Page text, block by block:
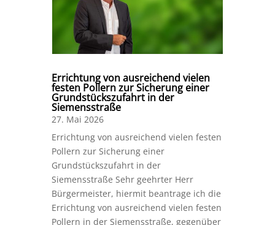
Errichtung von ausreichend vielen
festen Pollern zur Sicherung einer
Grundstückszufahrt in der
Siemensstraße
27. Mai 2026
Errichtung von ausreichend vielen festen
Pollern zur Sicherung einer
Grundstückszufahrt in der
Siemensstraße Sehr geehrter Herr
Bürgermeister, hiermit beantrage ich die
Errichtung von ausreichend vielen festen
Pollern in der Siemensstraße, gegenüber